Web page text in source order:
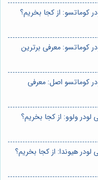
کوماتسو: از کجا بخریم؟
کوماتسو: معرفی برترین
کوماتسو اصل: معرفی
لودر ولوو: از کجا بخریم؟
لودر هیوندا: از کجا بخریم؟